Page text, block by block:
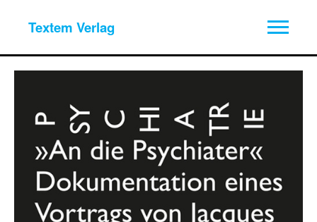
Textem Verlag